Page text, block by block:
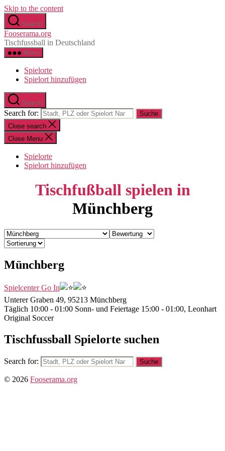
Skip to the content
Search
Fooserama.org
Tischfussball in Deutschland
Menu
Spielorte
Spielort hinzufügen
Search
Search for:
Close search
Close Menu
Spielorte
Spielort hinzufügen
Tischfußball spielen in
Münchberg
Münchberg
Spielcenter Go In
Unterer Graben 49, 95213 Münchberg
Täglich 10:00 - 01:00 Sonn- und Feiertage 15:00 - 01:00, Leonhart
Original Soccer
Tischfussball Spielorte suchen
Search for:
© 2026 Fooserama.org